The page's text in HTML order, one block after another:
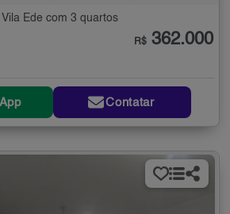
Ede com 3 quartos
R$ 362.000
Contatar